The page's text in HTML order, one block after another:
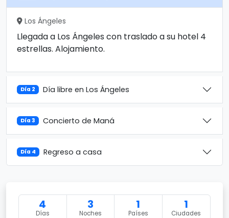
Los Ángeles
Llegada a Los Ángeles con traslado a su hotel 4
estrellas. Alojamiento.
Día 2 Día libre en Los Ángeles
Día 3 Concierto de Maná
Día 4 Regreso a casa
4
Días
3
Noches
1
Países
1
Ciudades